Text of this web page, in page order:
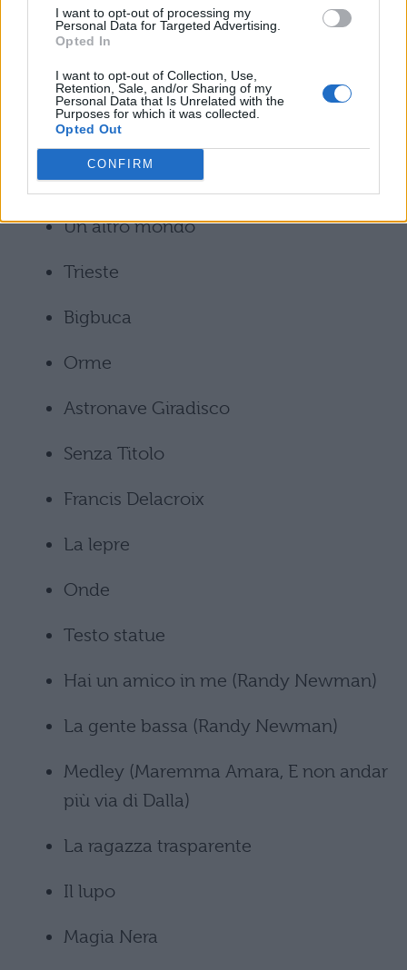
I want to opt-out of processing my
Personal Data for Targeted Advertising.
Opted In
I want to opt-out of Collection, Use,
Retention, Sale, and/or Sharing of my
Personal Data that Is Unrelated with the
Purposes for which it was collected.
Opted Out
CONFIRM
La bocca della verità
Amico vola via
Danza Classica
La gente che sogna
Un altro mondo
Trieste
Bigbuca
Orme
Astronave Giradisco
Senza Titolo
Francis Delacroix
La lepre
Onde
Testo statue
Hai un amico in me (Randy Newman)
La gente bassa (Randy Newman)
Medley (Maremma Amara, E non andar
più via di Dalla)
La ragazza trasparente
Il lupo
Magia Nera